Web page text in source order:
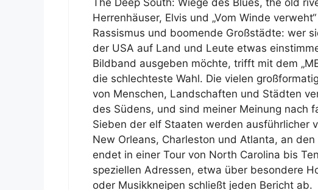
Herrenhäuser, Elvis und „Vom Winde
Rassismus und boomende Großstädte: wer
der USA auf Land und Leute etwas
Bildband ausgeben möchte, trifft mit dem
die schlechteste Wahl. Die vielen
von Menschen, Landschaften und Städten
des Südens, und sind meiner Meinung nach
Sieben der elf Staaten werden ausführlicher
New Orleans, Charleston und Atlanta, an
endet in einer Tour von North Carolina bis
speziellen Adressen, etwa über besondere
oder Musikkneipen schließt jeden Bericht ab.